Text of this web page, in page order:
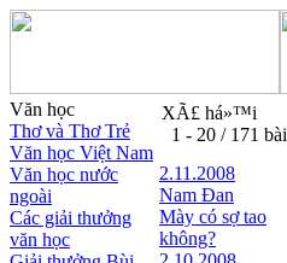
Văn học
Thơ và Thơ Trẻ
Văn học Việt Nam
Văn học nước
ngoài
Các giải thưởng
văn học
XÃ£ há»™i
1 - 20 / 171 bài
2.11.2008
Nam Đan
Mày có sợ tao
không?